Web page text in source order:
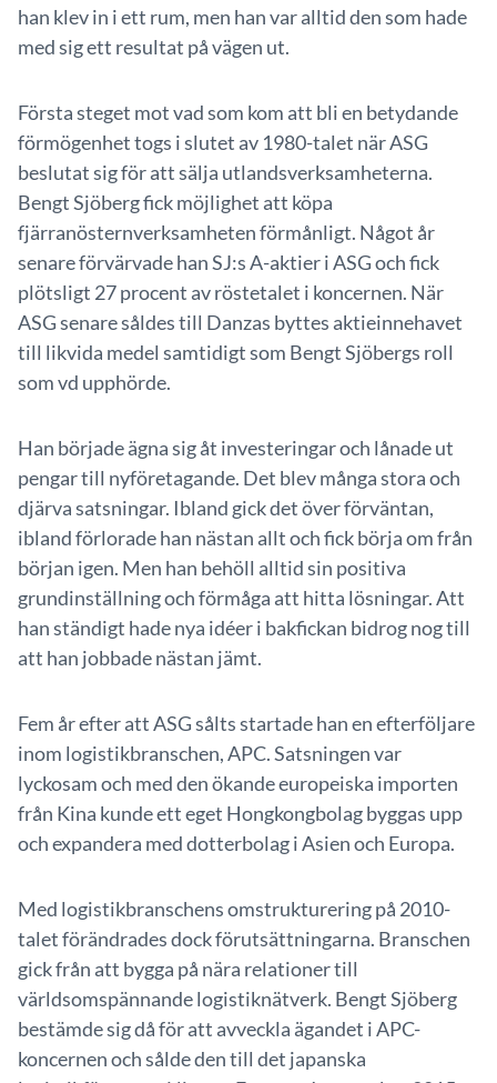
han klev in i ett rum, men han var alltid den som hade
med sig ett resultat på vägen ut.
Första steget mot vad som kom att bli en betydande
förmögenhet togs i slutet av 1980-talet när ASG
beslutat sig för att sälja utlandsverksamheterna.
Bengt Sjöberg fick möjlighet att köpa
fjärranösternverksamheten förmånligt. Något år
senare förvärvade han SJ:s A-aktier i ASG och fick
plötsligt 27 procent av röstetalet i koncernen. När
ASG senare såldes till Danzas byttes aktieinnehavet
till likvida medel samtidigt som Bengt Sjöbergs roll
som vd upphörde.
Han började ägna sig åt investeringar och lånade ut
pengar till nyföretagande. Det blev många stora och
djärva satsningar. Ibland gick det över förväntan,
ibland förlorade han nästan allt och fick börja om från
början igen. Men han behöll alltid sin positiva
grundinställning och förmåga att hitta lösningar. Att
han ständigt hade nya idéer i bakfickan bidrog nog till
att han jobbade nästan jämt.
Fem år efter att ASG sålts startade han en efterföljare
inom logistikbranschen, APC. Satsningen var
lyckosam och med den ökande europeiska importen
från Kina kunde ett eget Hongkongbolag byggas upp
och expandera med dotterbolag i Asien och Europa.
Med logistikbranschens omstrukturering på 2010-
talet förändrades dock förutsättningarna. Branschen
gick från att bygga på nära relationer till
världsomspännande logistiknätverk. Bengt Sjöberg
bestämde sig då för att avveckla ägandet i APC-
koncernen och sålde den till det japanska